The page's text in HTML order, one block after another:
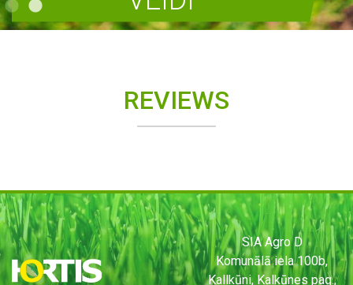
REVIEWS
SIA Agro D
Komunālā iela 100b,
Kallkūni, Kalkūnes pag.,